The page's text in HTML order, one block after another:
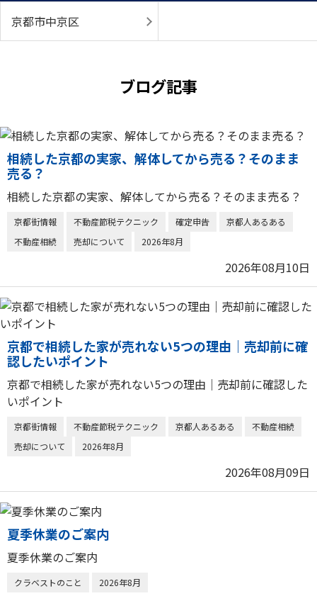
京都市中京区
ブログ記事
相続した京都の実家、解体してから売る？そのまま
売る？
相続した京都の実家、解体してから売る？そのまま売る？
京都街情報 不動産節税テクニック 確定申告
京都人あるある
不動産相続
売却について 2026年8月
2026年08月10日
京都で相続した家が売れない5つの理由｜売却前に確
認したいポイント
京都で相続した家が売れない5つの理由｜売却前に確認した
いポイント
京都街情報 不動産節税テクニック 京都人あるある
不動産相続
売却について
2026年8月
2026年08月09日
夏季休業のご案内
夏季休業のご案内
クラベストのこと 2026年8月